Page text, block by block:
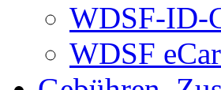
WDSF-ID-
WDSF